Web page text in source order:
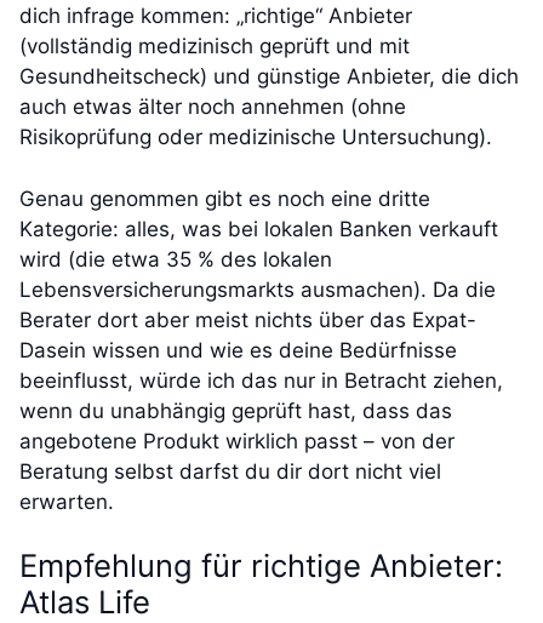
dich infrage kommen: „richtige“ Anbieter
(vollständig medizinisch geprüft und mit
Gesundheitscheck) und günstige Anbieter, die dich
auch etwas älter noch annehmen (ohne
Risikoprüfung oder medizinische Untersuchung).
Genau genommen gibt es noch eine dritte
Kategorie: alles, was bei lokalen Banken verkauft
wird (die etwa 35 % des lokalen
Lebensversicherungsmarkts ausmachen). Da die
Berater dort aber meist nichts über das Expat-
Dasein wissen und wie es deine Bedürfnisse
beeinflusst, würde ich das nur in Betracht ziehen,
wenn du unabhängig geprüft hast, dass das
angebotene Produkt wirklich passt – von der
Beratung selbst darfst du dir dort nicht viel
erwarten.
Empfehlung für richtige Anbieter:
Atlas Life